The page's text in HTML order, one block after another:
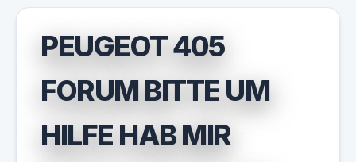
PEUGEOT 405
FORUM BITTE UM
HILFE HAB MIR